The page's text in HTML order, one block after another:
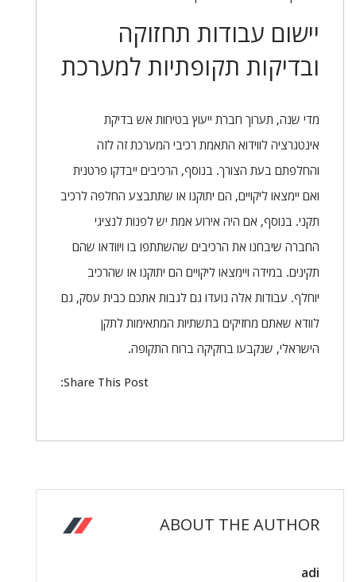
יישום עבודות תחזוקה
ובדיקות תקופתיות למערכת
מדי שנה, תערוך חברת ייעוץ בטיחות אש בדיקת
אינטגרציה לווידוא התאמת רכיבי המערכת זה לזה
והחלפתם בעת הצורך. בנוסף, הרכיבים ייבדקו פרטנית
ואם יימצאו ליקויים, הם יתוקנו או שתתבצע החלפה לרכיב
תקני. בנוסף, אם היה אירוע אמת יש לפנות לנציגי
החברה שיבחנו את הרכיבים שהשתתפו בו ויוודאו שהם
תקינים. במידה ויימצאו ליקויים הם יתוקנו או שהרכיב
יוחלף. עבודות אלה נועדו גם לגבות אתכם כבית עסק, גם
לוודא שאתם מחזיקים בתשתיות המתאימות לתקן
הישראלי, שנקבעו בחקיקה ברוח התקופה.
Share This Post:
ABOUT THE AUTHOR
adi